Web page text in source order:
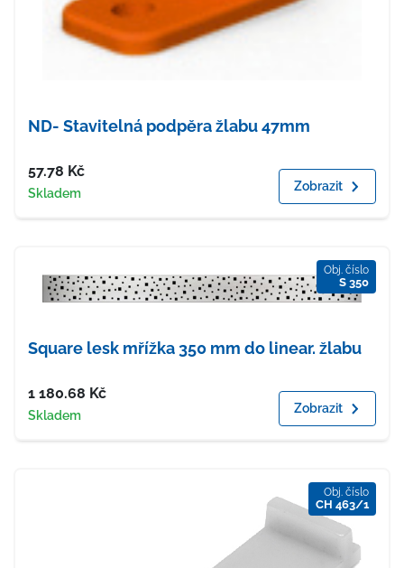
ND- Stavitelná podpěra žlabu 47mm
Cena
57.78 Kč
Dostupnost
Skladem Zobrazit
Obj. číslo
S 350
Square lesk mřížka 350 mm do linear. žlabu
Cena
1 180.68 Kč
Dostupnost
Skladem Zobrazit
Obj. číslo
CH 463/1